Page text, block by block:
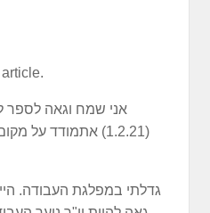
אני שמח וגאה לספר
(1.2.21) אתמודד